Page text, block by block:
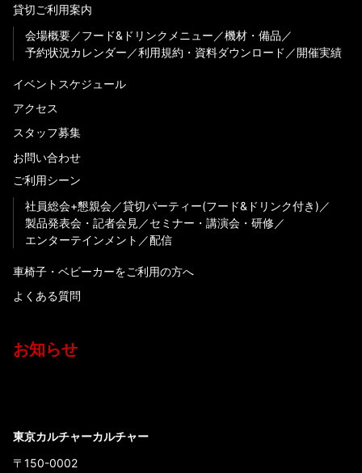
貸切ご利用案内
会場概要
フード&ドリンクメニュー
機材・備品
予約状況カレンダー
利用規約・資料ダウンロード 開催実績
イベントスケジュール
アクセス
スタッフ募集
お問い合わせ
ご利用シーン
社員総会+懇親会
貸切パーティー(フード&ドリンク付き)
製品発表会・記者会見
セミナー・講演会・研修
エンターテインメント
配信
車椅子・ベビーカーをご利用の方へ
よくある質問
お知らせ
東京カルチャーカルチャー
〒150-0002